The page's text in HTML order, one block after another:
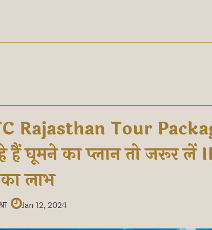
Rajasthan Tour
हैं घूमने का प्लान तो जरूर लें
लाभ
Jan 12, 2024